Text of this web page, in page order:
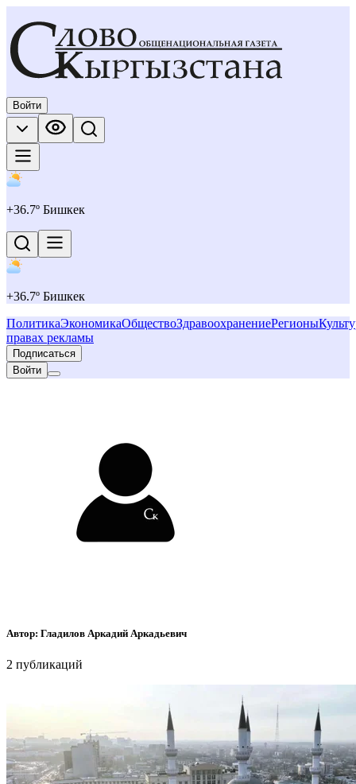
Войти
+36.7º Бишкек
+36.7º Бишкек
ПолитикаЭкономикаОбществоЗдравоохранениеРегионы
правах рекламы
Подписаться
Войти
Автор: Гладилов Аркадий Аркадьевич
2 публикаций